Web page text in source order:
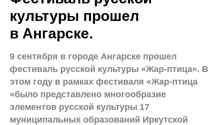
культуры прошел
в Ангарске.
9 сентября в городе Ангарске прошел
фестиваль русской культуры «Жар-птица». В
этом году в рамках фестиваля «Жар-птица
«было представлено многообразие
элементов русской культуры 17
муниципальных образований Иркутской